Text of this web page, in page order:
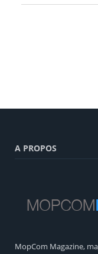
A PROPOS
MopCom Magazine,